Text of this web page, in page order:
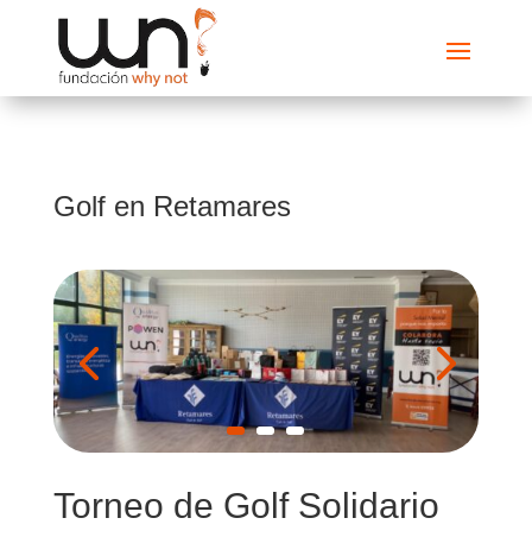
Golf en Retamares
Torneo de Golf Solidario